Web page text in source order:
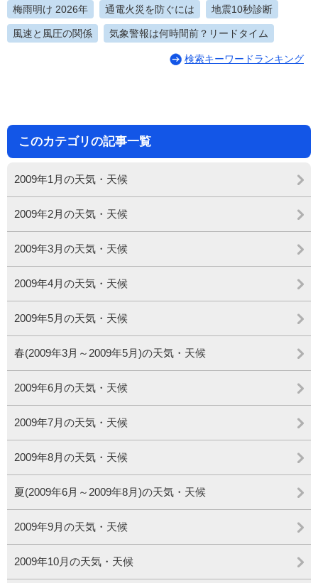
梅雨明け 2026年 通電火災を防ぐには 地震10秒診断
風速と風圧の関係 気象警報は何時間前？リードタイム
検索キーワードランキング
このカテゴリの記事一覧
2009年1月の天気・天候
2009年2月の天気・天候
2009年3月の天気・天候
2009年4月の天気・天候
2009年5月の天気・天候
春(2009年3月～2009年5月)の天気・天候
2009年6月の天気・天候
2009年7月の天気・天候
2009年8月の天気・天候
夏(2009年6月～2009年8月)の天気・天候
2009年9月の天気・天候
2009年10月の天気・天候